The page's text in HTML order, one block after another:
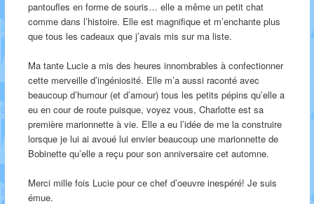
pantoufles en forme de souris… elle a même un petit chat
comme dans l’histoire. Elle est magnifique et m’enchante plus
que tous les cadeaux que j’avais mis sur ma liste.
Ma tante Lucie a mis des heures innombrables à confectionner
cette merveille d’ingéniosité. Elle m’a aussi raconté avec
beaucoup d’humour (et d’amour) tous les petits pépins qu’elle a
eu en cour de route puisque, voyez vous, Charlotte est sa
première marionnette à vie. Elle a eu l’idée de me la construire
lorsque je lui ai avoué lui envier beaucoup une marionnette de
Bobinette qu’elle a reçu pour son anniversaire cet automne.
Merci mille fois Lucie pour ce chef d’oeuvre inespéré! Je suis
émue.